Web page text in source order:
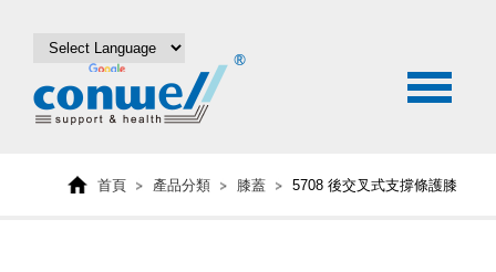
首頁 產品分類 膝蓋 5708 後交叉式支撐條護膝